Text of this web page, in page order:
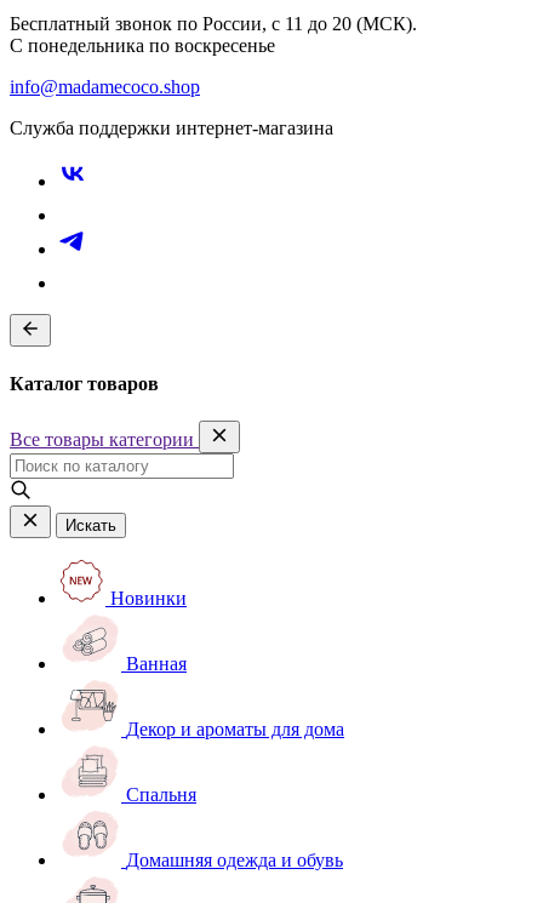
Бесплатный звонок по России, с 11 до 20 (МСК).
С понедельника по воскресенье
info@madamecoco.shop
Служба поддержки интернет-магазина
Каталог товаров
Все товары категории
Искать
Новинки
Ванная
Декор и ароматы для дома
Спальня
Домашняя одежда и обувь